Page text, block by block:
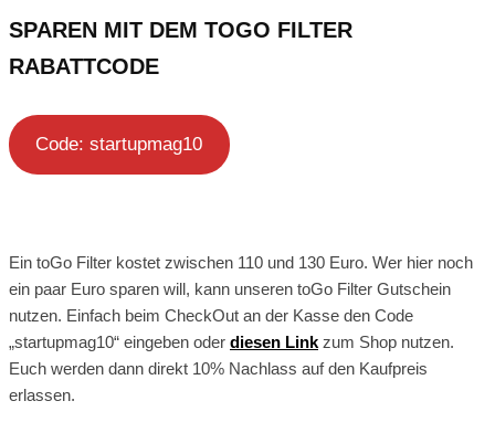
SPAREN MIT DEM TOGO FILTER
RABATTCODE
Code: startupmag10
Ein toGo Filter kostet zwischen 110 und 130 Euro. Wer hier noch
ein paar Euro sparen will, kann unseren toGo Filter Gutschein
nutzen. Einfach beim CheckOut an der Kasse den Code
„startupmag10“ eingeben oder diesen Link zum Shop nutzen.
Euch werden dann direkt 10% Nachlass auf den Kaufpreis
erlassen.